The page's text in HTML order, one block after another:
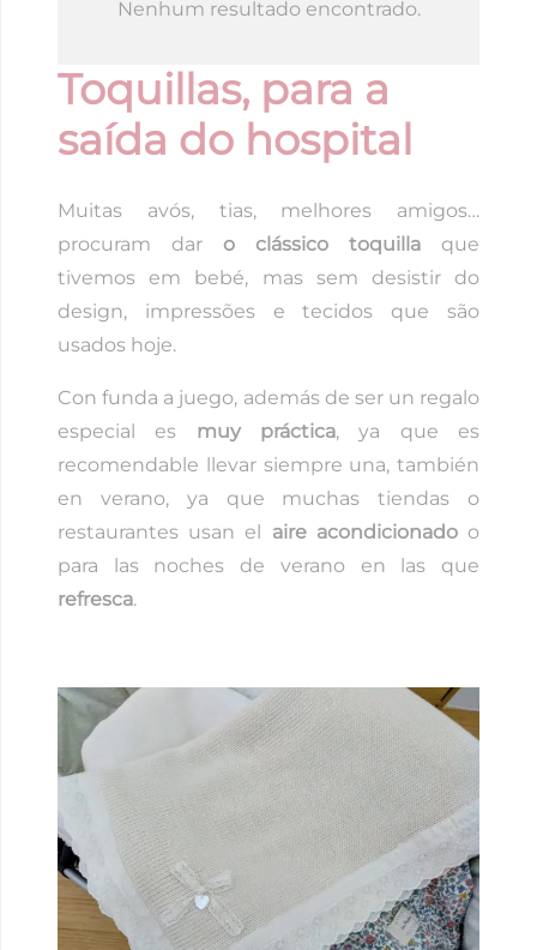
Nenhum resultado encontrado.
Toquillas, para a
saída do hospital
Muitas avós, tias, melhores amigos…
procuram dar o clássico toquilla que
tivemos em bebé, mas sem desistir do
design, impressões e tecidos que são
usados hoje.
Con funda a juego, además de ser un regalo
especial es muy práctica, ya que es
recomendable llevar siempre una, también
en verano, ya que muchas tiendas o
restaurantes usan el aire acondicionadoo
para las noches de verano en las que
refresca.